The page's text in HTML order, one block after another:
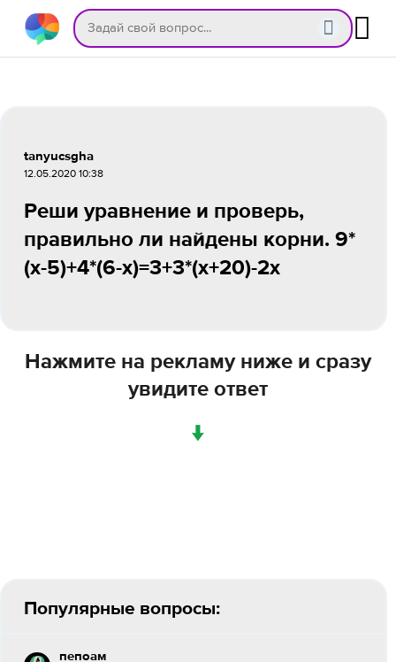
tanyucsgha
12.05.2020 10:38
Реши уравнение и проверь,
правильно ли найдены корни. 9*
(x-5)+4*(6-x)=3+3*(x+20)-2x
Нажмите на рекламу ниже и сразу
увидите ответ
↓
Популярные вопросы:
пепоам